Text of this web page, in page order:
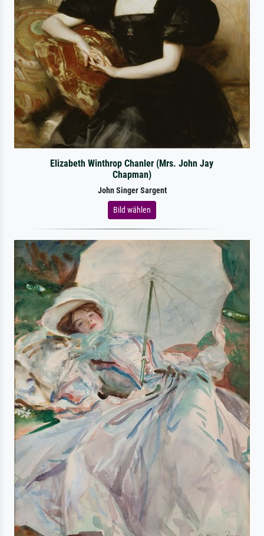
Elizabeth Winthrop Chanler (Mrs. John Jay
Chapman)
John Singer Sargent
Bild wählen